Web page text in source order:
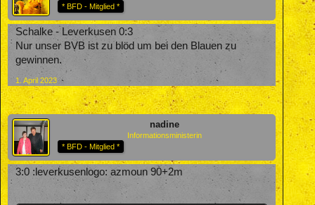
* BFD - Mitglied *
Schalke - Leverkusen 0:3
Nur unser BVB ist zu blöd um bei den Blauen zu
gewinnen.
1. April 2023
nadine
Informationsministerin
* BFD - Mitglied *
3:0 :leverkusenlogo: azmoun 90+2m